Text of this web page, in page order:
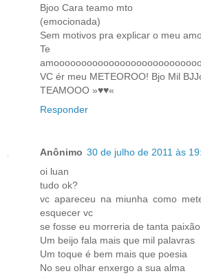
Bjoo Cara teamo mto
(emocionada)
Sem motivos pra explicar o meu
Te
VC ér meu METEOROO! Bjo Mil
TEAMOOO »♥♥«
Responder
Anônimo 30 de julho de 2011 às
oi luan
tudo ok?
vc apareceu na miunha como
esquecer vc
se fosse eu morreria de tanta paixão
Um beijo fala mais que mil palavras
Um toque é bem mais que poesia
No seu olhar enxergo a sua alma